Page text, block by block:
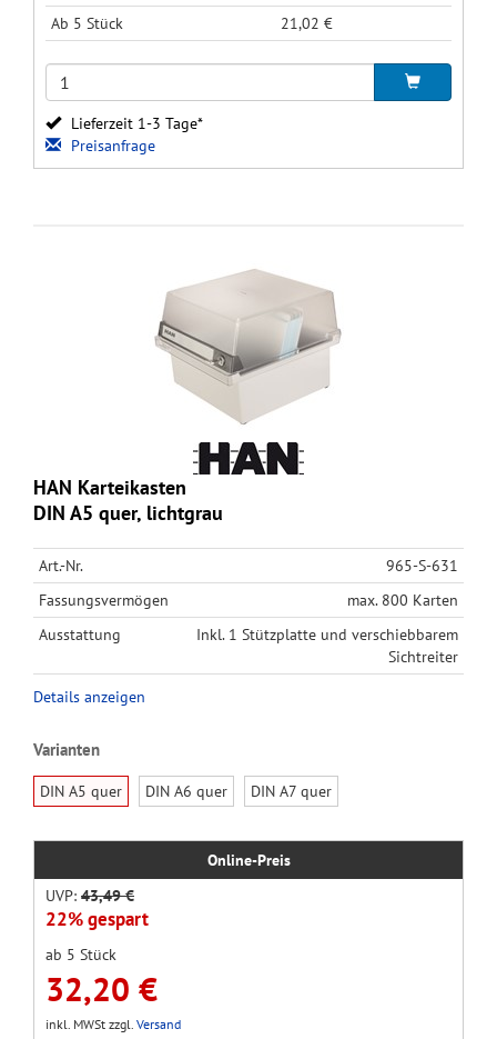
Ab 5 Stück
21,02 €
Lieferzeit 1-3 Tage*
Preisanfrage
HAN Karteikasten
DIN A5 quer, lichtgrau
Art.-Nr.
965-S-631
Fassungsvermögen
max. 800 Karten
Ausstattung
Inkl. 1 Stützplatte und verschiebbarem
Sichtreiter
Details anzeigen
Varianten
DIN A5 quer DIN A6 quer DIN A7 quer
Online-Preis
UVP: 43,49 €
22% gespart
ab 5 Stück
32,20 €
inkl. MWSt zzgl. Versand